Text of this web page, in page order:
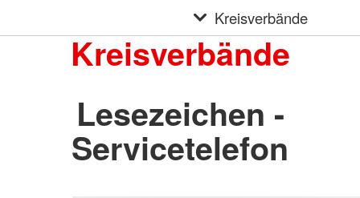
Kreisverbände
Kreisverbände
Lesezeichen -
Servicetelefon